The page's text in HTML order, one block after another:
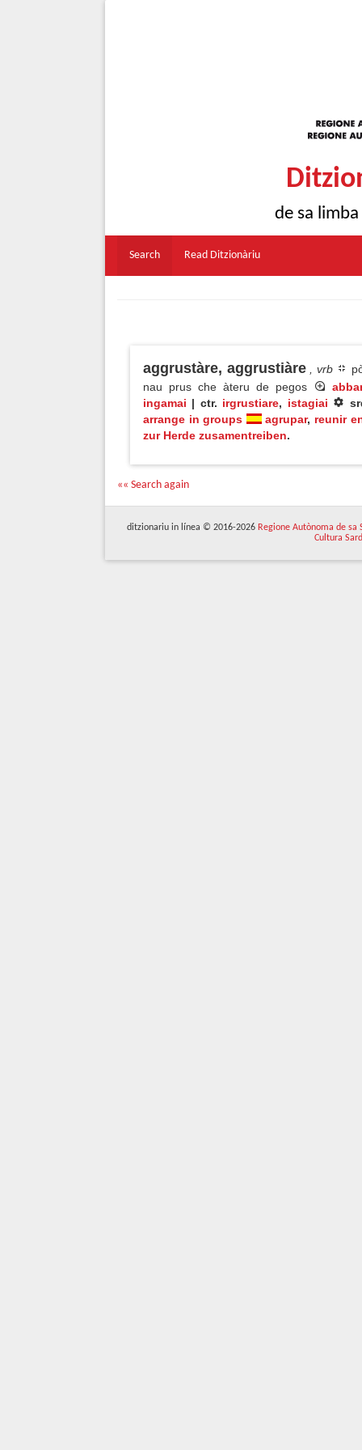
de sa
Search Read Ditzionàriu
aggrustàre, aggrustiàre , vrb
nau prus che àteru de pegos
ingamai | ctr. irgrustiare, istagiai
arrange in groups
agrupar, reunir
zur Herde zusamentreiben.
«« Search again
ditzionariu in línea © 2016-2026 Regione Autònoma de sa
Cultura